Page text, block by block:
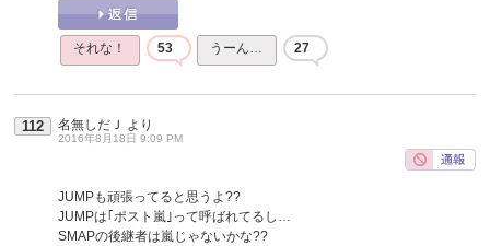
それな！ 53 うーん… 27
112 名無しだＪ より
2016年8月18日 9:09 PM
JUMPも頑張ってると思うよ??
JUMPは｢ポスト嵐｣って呼ばれてるし…
SMAPの後継者は嵐じゃないかな??